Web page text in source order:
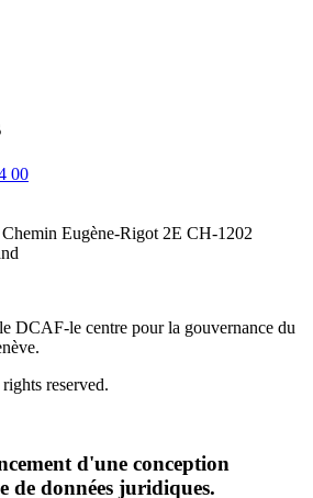
00
Eugène-Rigot 2E CH-1202
DCAF-le centre pour la gouvernance du
reserved.
d'une conception
de données juridiques.